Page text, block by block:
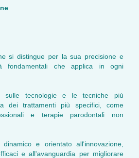
si distingue per la sua precisione e
fondamentali che applica in ogni
sulle tecnologie e le tecniche più
dei trattamenti più specifici, come
e terapie parodontali non
e orientato all'innovazione,
e all'avanguardia per migliorare